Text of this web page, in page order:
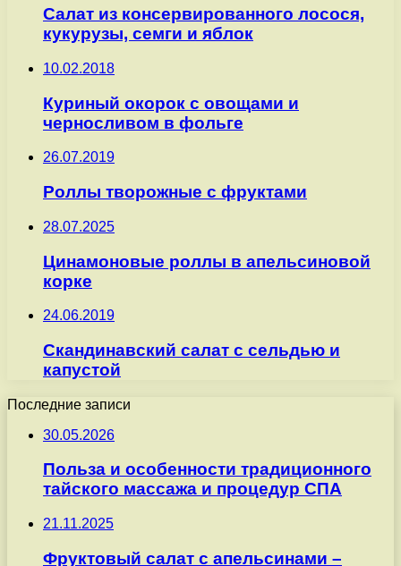
Салат из консервированного лосося,
кукурузы, семги и яблок
10.02.2018
Куриный окорок с овощами и
черносливом в фольге
26.07.2019
Роллы творожные с фруктами
28.07.2025
Цинамоновые роллы в апельсиновой
корке
24.06.2019
Скандинавский салат с сельдью и
капустой
Последние записи
30.05.2026
Польза и особенности традиционного
тайского массажа и процедур СПА
21.11.2025
Фруктовый салат с апельсинами –